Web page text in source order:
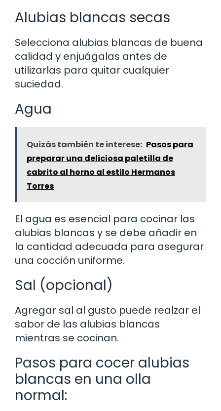
Alubias blancas secas
Selecciona alubias blancas de buena
calidad y enjuágalas antes de
utilizarlas para quitar cualquier
suciedad.
Agua
Quizás también te interese: Pasos para
preparar una deliciosa paletilla de
cabrito al horno al estilo Hermanos
Torres
El agua es esencial para cocinar las
alubias blancas y se debe añadir en
la cantidad adecuada para asegurar
una cocción uniforme.
Sal (opcional)
Agregar sal al gusto puede realzar el
sabor de las alubias blancas
mientras se cocinan.
Pasos para cocer alubias
blancas en una olla
normal: